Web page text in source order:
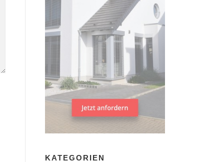
KATEGORIEN